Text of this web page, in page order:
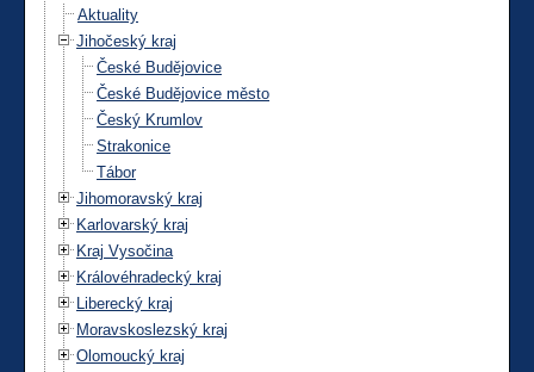
Aktuality
Jihočeský kraj
České Budějovice
České Budějovice město
Český Krumlov
Strakonice
Tábor
Jihomoravský kraj
Karlovarský kraj
Kraj Vysočina
Královéhradecký kraj
Liberecký kraj
Moravskoslezský kraj
Olomoucký kraj